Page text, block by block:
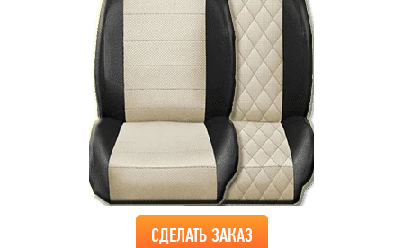
СДЕЛАТЬ ЗАКАЗ